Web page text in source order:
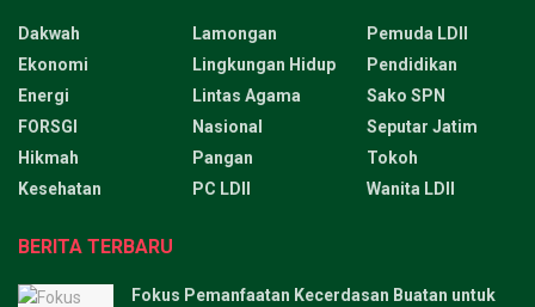
Dakwah
Ekonomi
Energi
FORSGI
Hikmah
Kesehatan
Lamongan
Lingkungan Hidup
Lintas Agama
Nasional
Pangan
PC LDII
Pemuda LDII
Pendidikan
Sako SPN
Seputar Jatim
Tokoh
Wanita LDII
BERITA TERBARU
Fokus Pemanfaatan Kecerdasan Buatan untuk